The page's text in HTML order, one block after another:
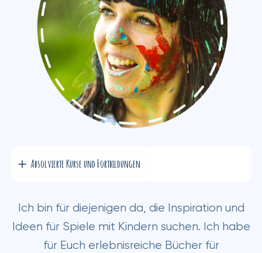
Absolvierte Kurse und Fortbildungen
Ich bin für diejenigen da, die Inspiration und
Ideen für Spiele mit Kindern suchen. Ich habe
für Euch erlebnisreiche Bücher für